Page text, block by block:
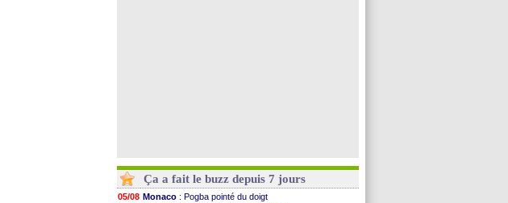
Ça a fait le buzz depuis 7 jours
05/08 Monaco : Pogba pointé du doigt